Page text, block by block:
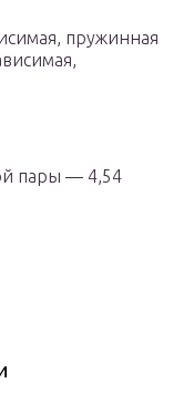
пружинная
пары — 4,54